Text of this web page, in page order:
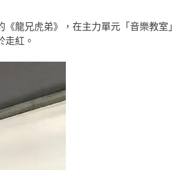
龍兄虎弟》，在主力單元「音樂教室
走紅。